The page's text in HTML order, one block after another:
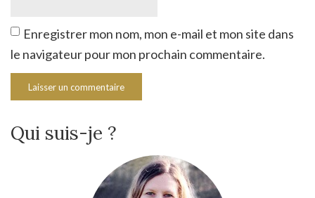
Enregistrer mon nom, mon e-mail et mon site dans
le navigateur pour mon prochain commentaire.
Qui suis-je ?